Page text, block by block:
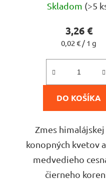
Skladom (>5
3,26 €
Jednotková
0,02 € / 1 g
DO KOŠÍKA
Zmes
konopných kvetov
medvedieho
čierneho